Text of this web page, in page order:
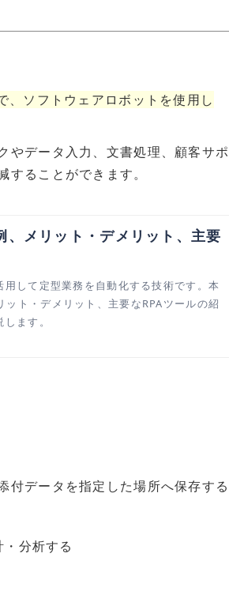
、ソフトウェアロボットを使用し
やデータ入力、文書処理、顧客サポ
ることができます。
、メリット・デメリット、主要
して定型業務を自動化する技術です。本
ト・デメリット、主要なRPAツールの紹
ます。
データを指定した場所へ保存する
分析する